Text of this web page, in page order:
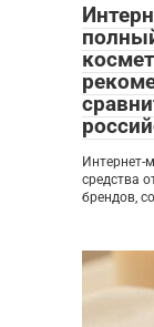
Интернет-
средства
брендов,